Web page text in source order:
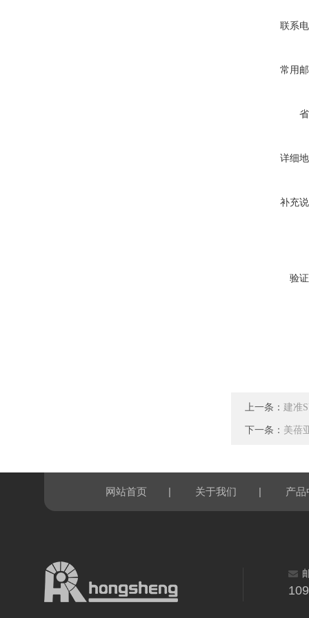
联系
常用
详细
补充
验
上一条： 建准
下一条： 美蓓
网站首页 | 关于我们 | 产品